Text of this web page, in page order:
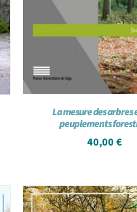
La mesure des arbres
peuplements
40,00 €